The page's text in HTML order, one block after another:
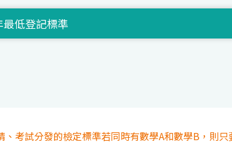
最低登記標準
、考試分發的檢定標準若同時有數學A和數學B，則